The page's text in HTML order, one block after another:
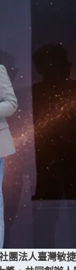
團法人臺灣敏